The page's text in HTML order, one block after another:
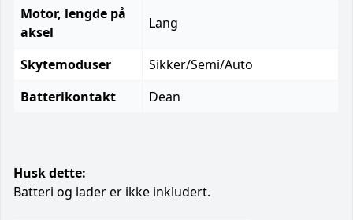
Motor, lengde på
aksel
Lang
Skytemoduser
Sikker/Semi/Auto
Batterikontakt
Dean
Husk dette:
Batteri og lader er ikke inkludert.